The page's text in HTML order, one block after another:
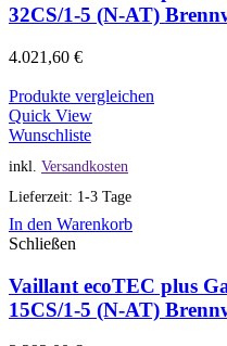
32CS/1-5 (N-AT)
4.021,60 €
Produkte vergleichen
Quick View
Wunschliste
inkl. Versandkosten
Lieferzeit: 1-3 Tage
In den Warenkorb
Schließen
Vaillant ecoTEC plus
15CS/1-5 (N-AT)